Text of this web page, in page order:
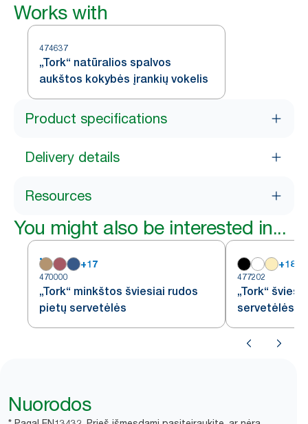
Works with
474637
„Tork“ natūralios spalvos
aukštos kokybės įrankių vokelis
Product specifications
Delivery details
Resources
You might also be interested in...
+17
470000
„Tork“ minkštos šviesiai rudos
pietų servetėlės
+18
477202
„Tork“
servetėlės
Nuorodos